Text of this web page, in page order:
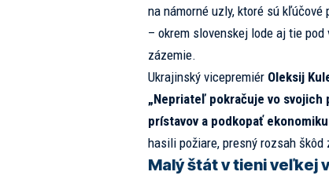
na námorné uzly, ktoré sú
– okrem slovenskej lode aj tie pod
zázemie.
Ukrajinský vicepremiér Oleksij
„Nepriateľ pokračuje vo
prístavov a podkopať
hasili požiare, presný rozsah
Malý štát v tieni veľkej